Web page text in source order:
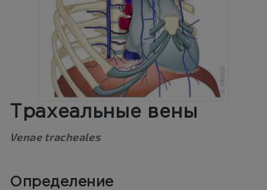
Трахеальные вены
Venae tracheales
Определение